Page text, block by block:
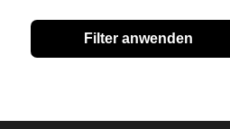
Filter anwenden